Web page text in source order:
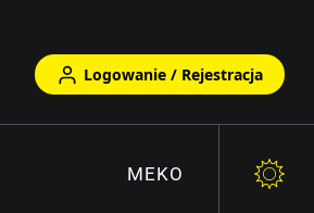
Logowanie / Rejestracja
MEKO